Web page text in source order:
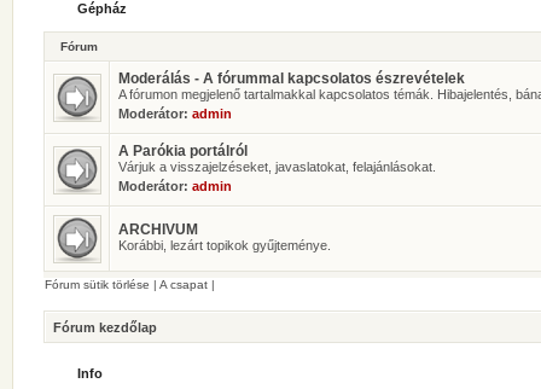
Gépház
Fórum
Moderálás - A fórummal kapcsolatos észrevételek
A fórumon megjelenő tartalmakkal kapcsolatos témák. Hibajelentés,
Moderátor: admin
A Parókia portálról
Várjuk a visszajelzéseket, javaslatokat, felajánlásokat.
Moderátor: admin
ARCHIVUM
Korábbi, lezárt topikok gyűjteménye.
Fórum sütik törlése | A csapat |
Fórum kezdőlap
Info